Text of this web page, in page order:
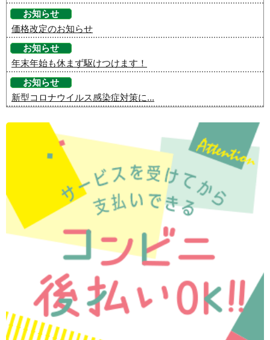
お知らせ
価格改定のお知らせ
お知らせ
年末年始も休まず駆けつけます！
お知らせ
新型コロナウイルス感染症対策に...